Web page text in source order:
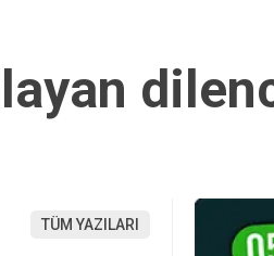
TÜM YAZILARI